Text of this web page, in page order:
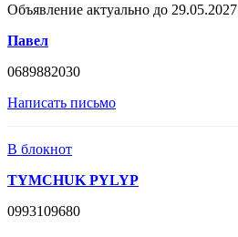
Объявление актуально до 29.05.2027
Павел
0689882030
Написать письмо
В блокнот
TYMCHUK PYLYP
0993109680